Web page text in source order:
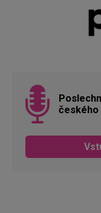
českého